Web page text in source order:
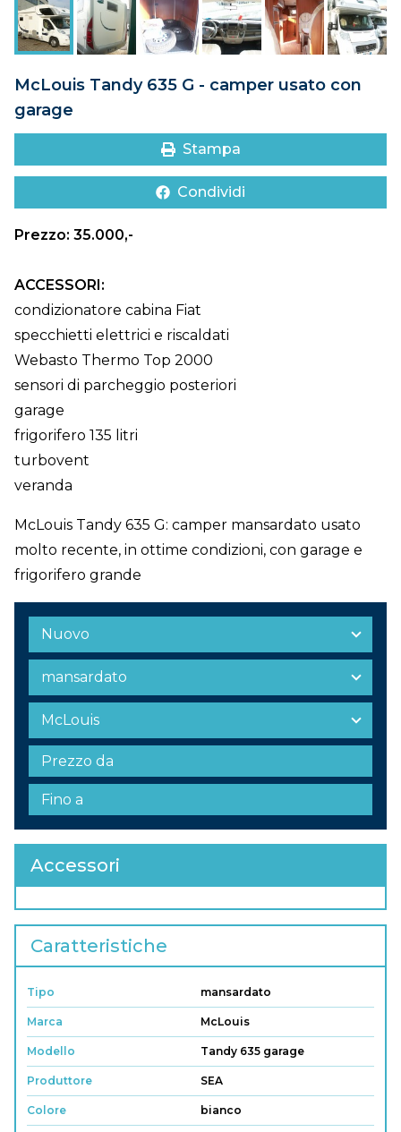
DOVE SIAMO
CONTATTI
McLouis Tandy 635 G - camper usato con
garage
Stampa
Condividi
Prezzo: 35.000,-
ACCESSORI:
condizionatore cabina Fiat
specchietti elettrici e riscaldati
Webasto Thermo Top 2000
sensori di parcheggio posteriori
garage
frigorifero 135 litri
turbovent
veranda
McLouis Tandy 635 G: camper mansardato usato
molto recente, in ottime condizioni, con garage e
frigorifero grande
Accessori
Caratteristiche
Tipo mansardato
Marca McLouis
Modello Tandy 635 garage
Produttore SEA
Colore bianco